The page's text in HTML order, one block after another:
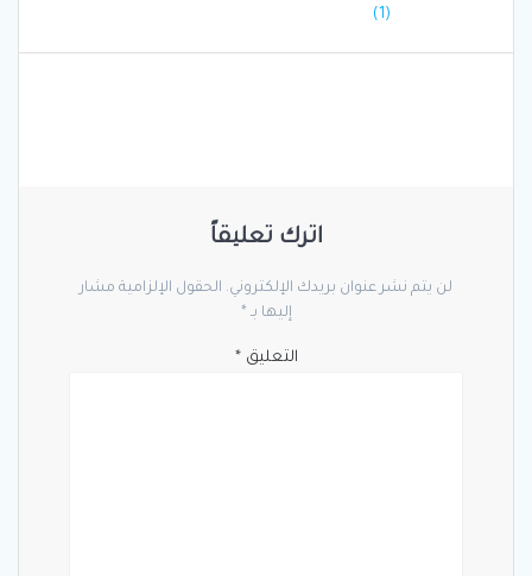
المقالاتpost:(1)
اترك تعليقاً
لن يتم نشر عنوان بريدك الإلكتروني. الحقول الإلزامية مشار
إليها بـ *
التعليق*